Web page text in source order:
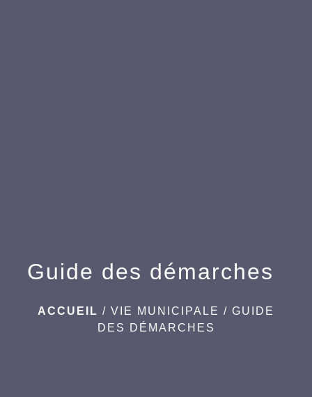
Guide des démarches
ACCUEIL / VIE MUNICIPALE / GUIDE
DES DÉMARCHES